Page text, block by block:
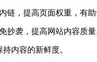
链，提高页面权重，有助
抄袭，提高网站内容质量
内容的新鲜度。